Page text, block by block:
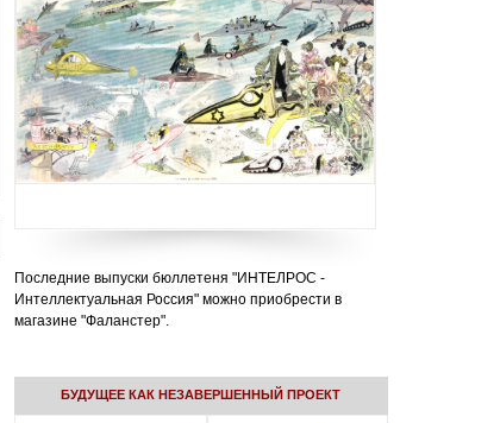
Последние выпуски бюллетеня "ИНТЕЛРОС -
Интеллектуальная Россия" можно приобрести в
магазине "Фаланстер".
БУДУЩЕЕ КАК НЕЗАВЕРШЕННЫЙ ПРОЕКТ